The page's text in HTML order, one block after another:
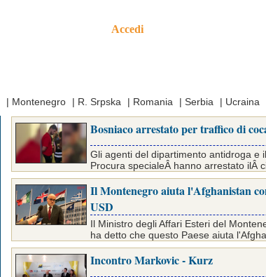
Accedi
| Montenegro | R. Srpska | Romania | Serbia | Ucraina
Bosniaco arrestato per traffico di
Gli agenti del dipartimento antidroga e
Procura specialeÂ hanno arrestato ilÂ
Il Montenegro aiuta l'Afghanistan
USD
Il Ministro degli Affari Esteri del
ha detto che questo Paese aiuta
Incontro Markovic - Kurz